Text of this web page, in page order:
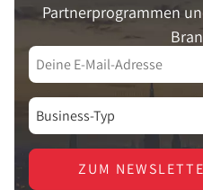
Partnerprogrammen
ZUM